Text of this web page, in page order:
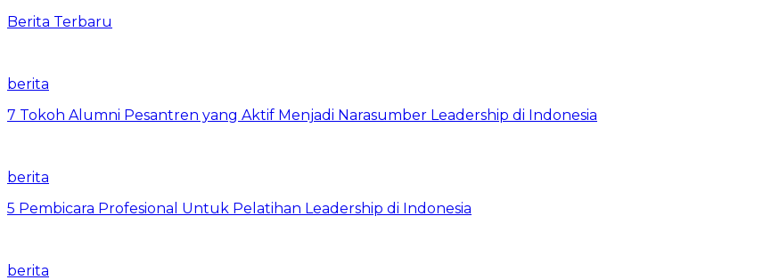
Berita Terbaru
berita
7 Tokoh Alumni Pesantren yang Aktif Menjadi Narasumber Leadership di Indonesia
berita
5 Pembicara Profesional Untuk Pelatihan Leadership di Indonesia
berita